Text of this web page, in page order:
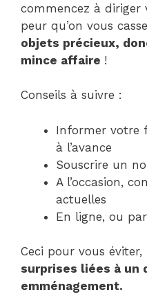
commencez à diriger
peur qu’on vous
objets précieux,
mince affaire !
Conseils à suivre :
Informer votre
à l’avance
Souscrire un
A l’occasion,
actuelles
En ligne, ou
Ceci pour vous éviter,
surprises liées à un
emménagement.